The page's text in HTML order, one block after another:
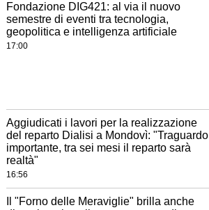
Fondazione DIG421: al via il nuovo
semestre di eventi tra tecnologia,
geopolitica e intelligenza artificiale
17:00
Aggiudicati i lavori per la realizzazione
del reparto Dialisi a Mondovì: "Traguardo
importante, tra sei mesi il reparto sarà
realtà"
16:56
Il "Forno delle Meraviglie" brilla anche